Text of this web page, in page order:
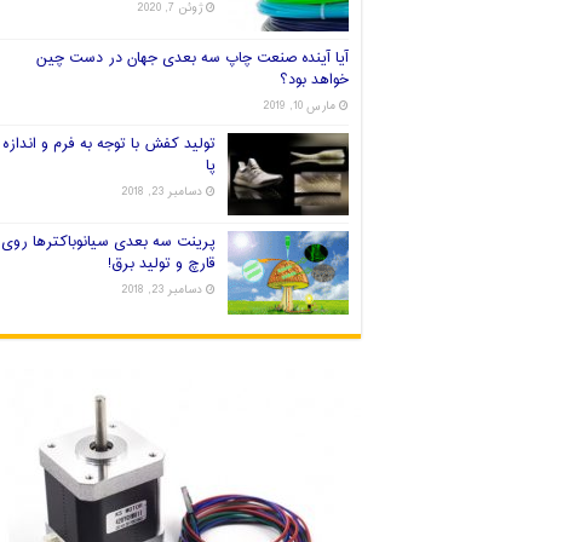
ژوئن 7, 2020
آیا آینده صنعت چاپ سه بعدی جهان در دست چین
خواهد بود؟
مارس 10, 2019
تولید کفش با توجه به فرم و اندازه
پا
دسامبر 23, 2018
پرینت سه بعدی سیانوباکترها روی
قارچ و تولید برق!
دسامبر 23, 2018